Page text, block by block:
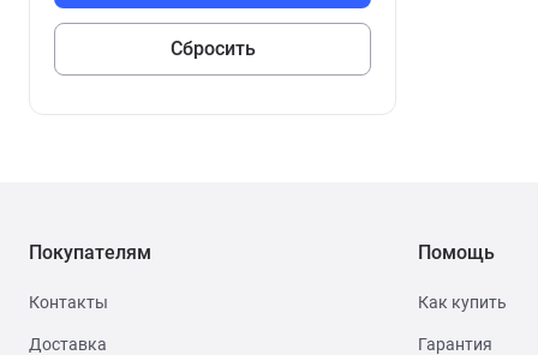
216 ч
Покупателям
Контакты
Доставка
Помощь
Как купить
Гарантия